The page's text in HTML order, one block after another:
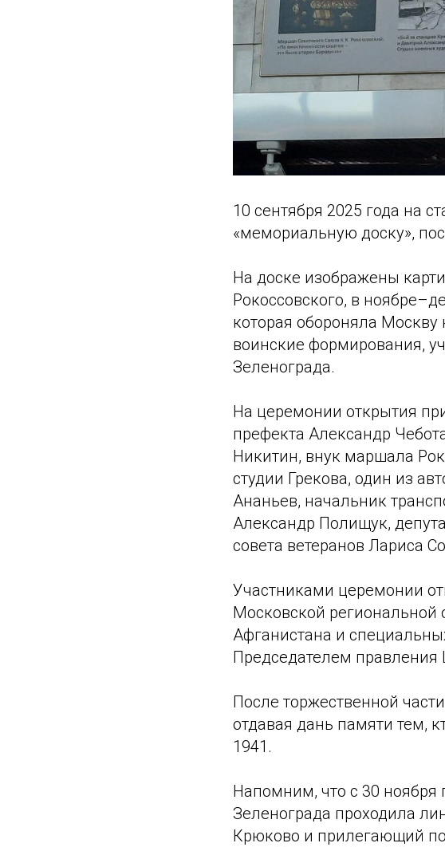
10 сентября 2025 года на
«мемориальную доску»,
На доске изображены
Рокоссовского, в
которая обороняла
воинские формирования,
Зеленограда.
На церемонии открытия
префекта Александр
Никитин, внук маршала
студии Грекова, один из
Ананьев, начальник
Александр Полищук,
совета ветеранов Лариса
Участниками церемонии
Московской региональной
Афганистана и
Председателем
После торжественной
отдавая дань памяти тем,
1941.
Напомним, что с 30 ноября
Зеленограда проходила
Крюково и прилегающий